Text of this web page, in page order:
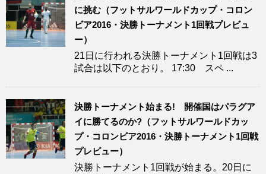
に挑む（フットサルワールドカップ・コロン
ビア2016・決勝トーナメント1回戦プレビュ
ー）
21日に行われる決勝トーナメント1回戦は3
試合は以下のとおり。 17:30 スペ ...
決勝トーナメント始まる! 開催国はパラグア
イに勝てるのか?（フットサルワールドカッ
プ・コロンビア2016・決勝トーナメント1回戦
プレビュー）
決勝トーナメント1回戦が始まる。20日に